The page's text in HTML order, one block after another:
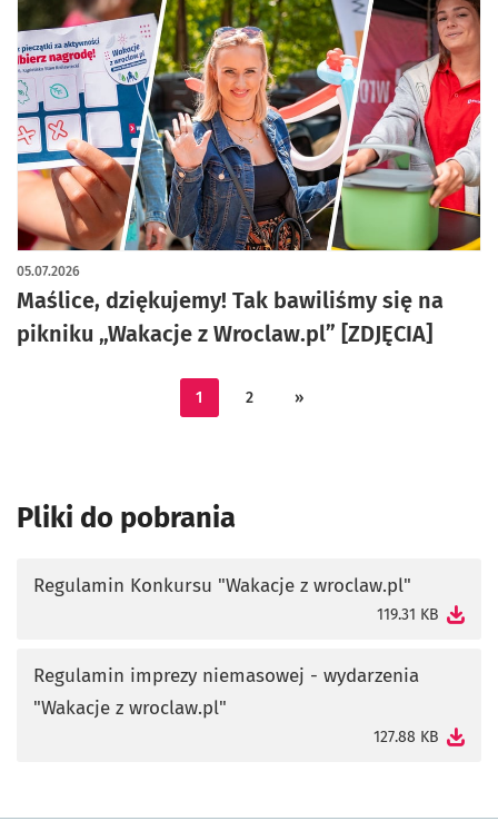
Maślice, dziękujemy! Tak bawiliśmy się na
pikniku „Wakacje z Wroclaw.pl” [ZDJĘCIA]
05.07.2026
artykuł z galerią zdjęć
1 2 »
Pliki do pobrania
Regulamin Konkursu "Wakacje z wroclaw.pl"
119.31 KB
Regulamin imprezy niemasowej - wydarzenia
"Wakacje z wroclaw.pl"
127.88 KB
otworzy się w nowej karcie